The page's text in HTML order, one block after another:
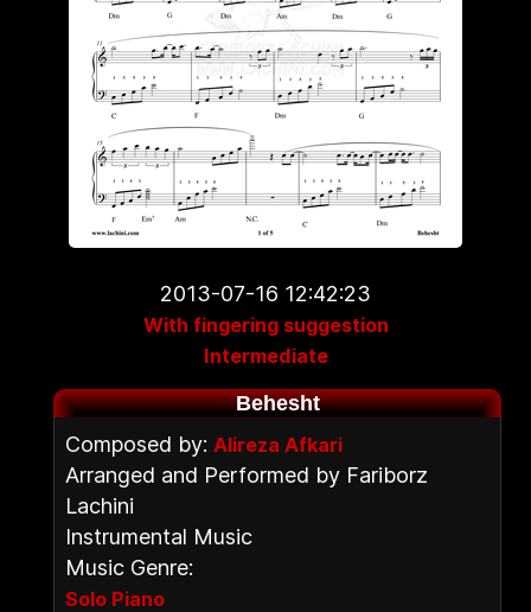
2013-07-16 12:42:23
With fingering suggestion
Intermediate
Behesht
Composed by: Alireza Afkari
Arranged and Performed by Fariborz
Lachini
Instrumental Music
Music Genre:
Solo Piano